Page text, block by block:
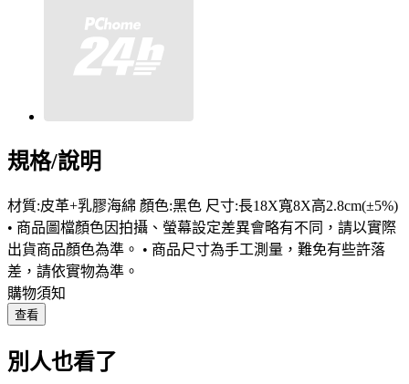
規格/說明
材質:皮革+乳膠海綿 顏色:黑色 尺寸:長18X寬8X高2.8cm(±5%)
• 商品圖檔顏色因拍攝、螢幕設定差異會略有不同，請以實際
出貨商品顏色為準。 • 商品尺寸為手工測量，難免有些許落
差，請依實物為準。
購物須知
查看
別人也看了